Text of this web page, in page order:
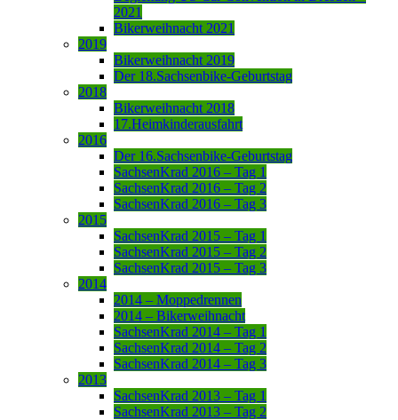
2021
Bikerweihnacht 2021
2019
Bikerweihnacht 2019
Der 18.Sachsenbike-Geburtstag
2018
Bikerweihnacht 2018
17.Heimkinderausfahrt
2016
Der 16.Sachsenbike-Geburtstag
SachsenKrad 2016 – Tag 1
SachsenKrad 2016 – Tag 2
SachsenKrad 2016 – Tag 3
2015
SachsenKrad 2015 – Tag 1
SachsenKrad 2015 – Tag 2
SachsenKrad 2015 – Tag 3
2014
2014 – Moppedrennen
2014 – Bikerweihnacht
SachsenKrad 2014 – Tag 1
SachsenKrad 2014 – Tag 2
SachsenKrad 2014 – Tag 3
2013
SachsenKrad 2013 – Tag 1
SachsenKrad 2013 – Tag 2